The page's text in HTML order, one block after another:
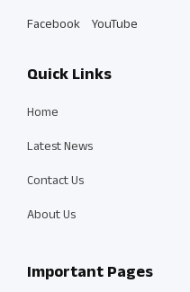
Facebook YouTube
Quick Links
Home
Latest News
Contact Us
About Us
Important Pages